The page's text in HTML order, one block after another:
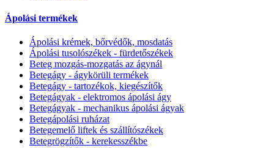
Ápolási termékek
Ápolási krémek, bőrvédők, mosdatás
Ápolási tusolószékek - fürdetőszékek
Beteg mozgás-mozgatás az ágynál
Betegágy - ágykörüli termékek
Betegágy - tartozékok, kiegészítők
Betegágyak - elektromos ápolási ágy
Betegágyak - mechanikus ápolási ágyak
Betegápolási ruházat
Betegemelő liftek és szállítószékek
Betegrögzítők - kerekesszékbe